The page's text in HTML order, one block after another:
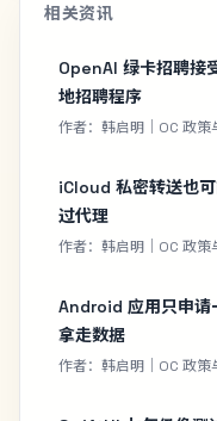
相关资讯
OpenAI 绿卡招聘接
地招聘程序
作者：韩启明｜OC 政策
iCloud 私密转送也
过代理
作者：韩启明｜OC 政策
Android 应用只申请
拿走数据
作者：韩启明｜OC 政策